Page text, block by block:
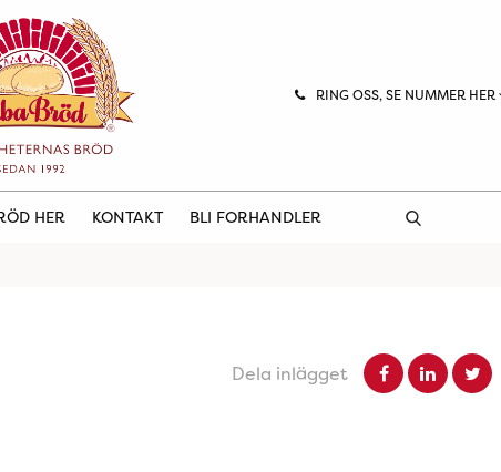
RING OSS, SE NUMMER HER
HER KONTAKT BLI FORHANDLER
Dela inlägget